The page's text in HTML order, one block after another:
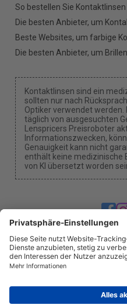
So bestellen Sie
Die besten Anbieter, um
Beste Websites, um farbige
Die besten Anbieter, um
Kontaktlinsen sind ein
sollten nur nach
Optiker verwendet
täglich von ausgesuchten
Lenspricers Preisroboter
Informationszwecken,
Genauigkeit kann nicht
enthält keine medizinische
von KI übersetzt worden
Cookie-
Wir können eine
unserer Links nutzen,
Über unsNachrichten